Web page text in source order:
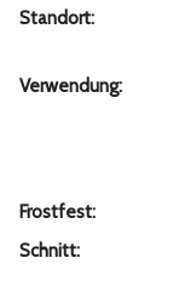
Standort:
Verwendung:
Frostfest:
Schnitt: